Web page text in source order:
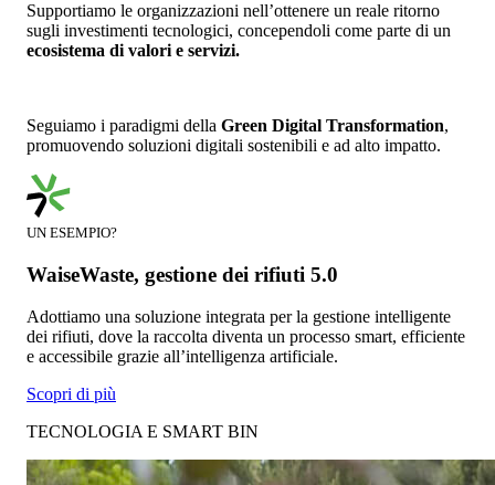
Supportiamo le organizzazioni nell’ottenere un reale ritorno
sugli investimenti tecnologici, concependoli come parte di un
ecosistema di valori e servizi.
Seguiamo i paradigmi della Green Digital Transformation,
promuovendo soluzioni digitali sostenibili e ad alto impatto.
UN ESEMPIO?
WaiseWaste, gestione dei rifiuti 5.0
Adottiamo una soluzione integrata per la gestione intelligente
dei rifiuti, dove la raccolta diventa un processo smart, efficiente
e accessibile grazie all’intelligenza artificiale.
Scopri di più
TECNOLOGIA E SMART BIN